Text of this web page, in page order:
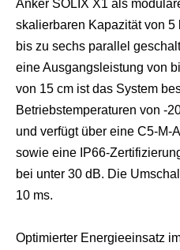
Anker SOLIX X1 als
skalierbaren Kapazität von 5
bis zu sechs parallel
eine Ausgangsleistung von
von 15 cm ist das System
Betriebstemperaturen von -
und verfügt über eine C5-M-
sowie eine IP66-
bei unter 30 dB. Die
10 ms.
Optimierter Energieeinsatz